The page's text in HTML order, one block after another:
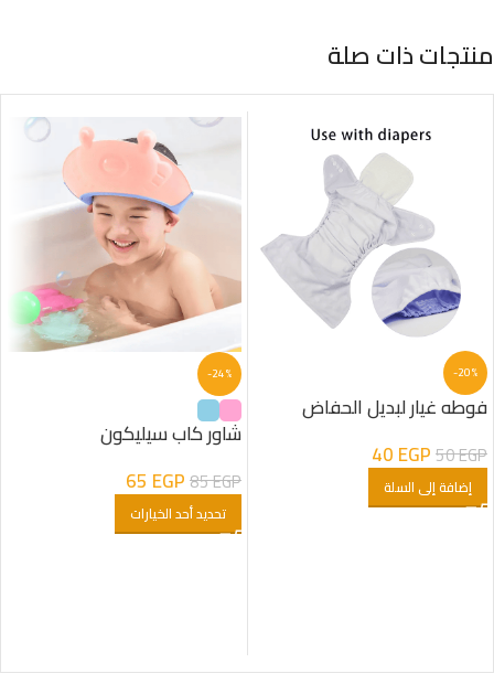
منتجات ذات صلة
-20%
فوطه غيار لبديل الحفاض
50EGP
40EGP
إضافة إلى السلة
-24%
شاور كاب سيليكون
85EGP
65 EGP
تحديد أحد الخيارات